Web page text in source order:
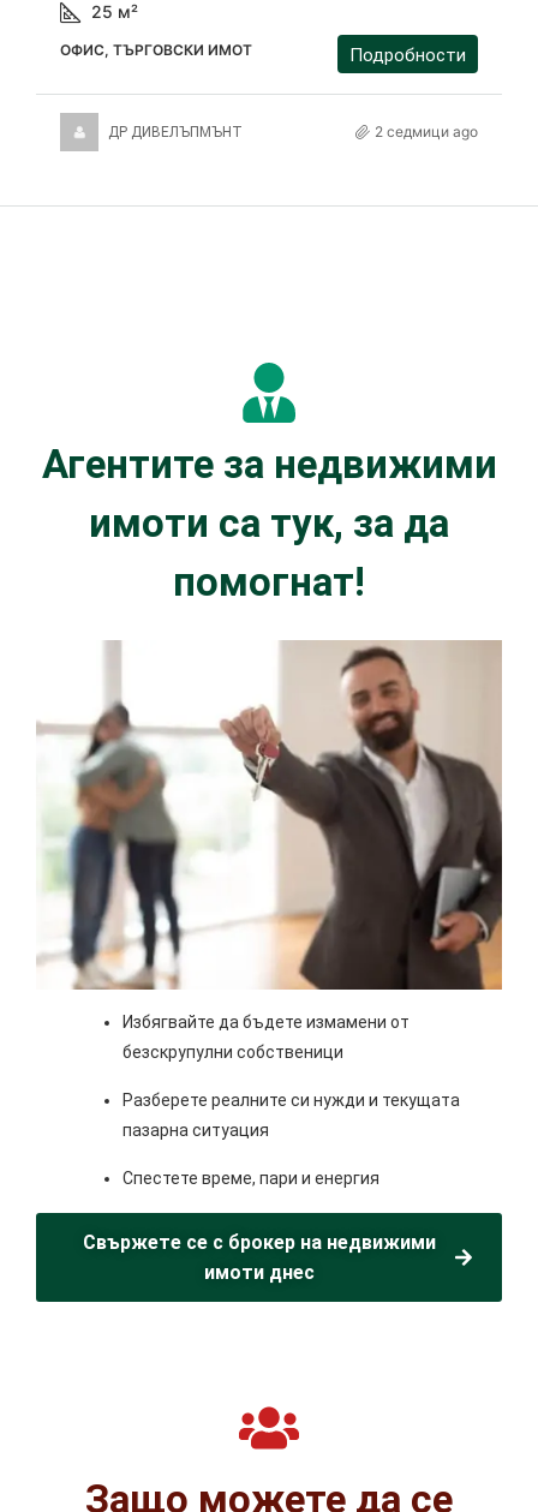
25 м²
ОФИС, ТЪРГОВСКИ ИМОТ Подробности
ДР ДИВЕЛЪПМЪНТ 2 седмици ago
Агентите за недвижими
имоти са тук, за да
помогнат!
Избягвайте да бъдете измамени от
безскрупулни собственици
Разберете реалните си нужди и текущата
пазарна ситуация
Спестете време, пари и енергия
Свържете се с брокер на недвижими
имоти днес
Защо можете да се